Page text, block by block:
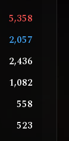
5,358
2,057
2,436
1,082
558
523